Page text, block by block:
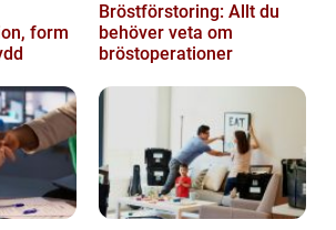
Bröstförstoring: Allt du
behöver veta om
bröstoperationer